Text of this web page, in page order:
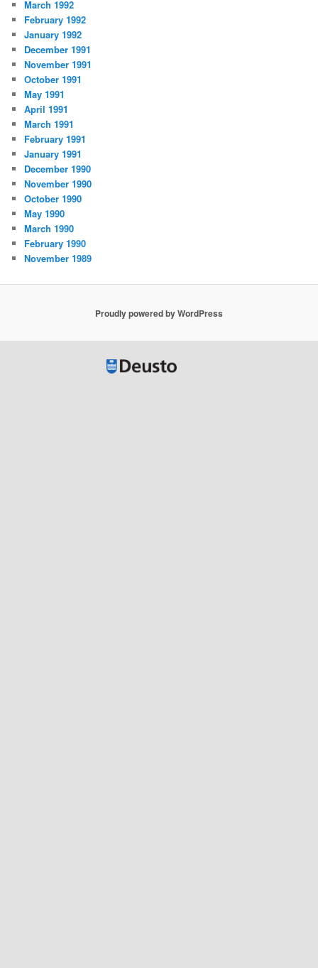
March 1992
February 1992
January 1992
December 1991
November 1991
October 1991
May 1991
April 1991
March 1991
February 1991
January 1991
December 1990
November 1990
October 1990
May 1990
March 1990
February 1990
November 1989
Proudly powered by WordPress